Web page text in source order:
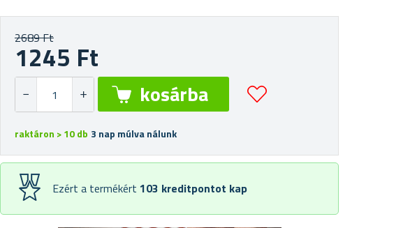
2689 Ft
1245 Ft
raktáron > 10 db 3 nap múlva nálunk
Ezért a termékért 103 kreditpontot kap